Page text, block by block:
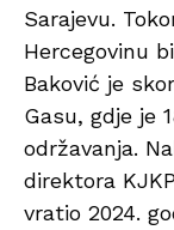
Sarajevu.
Hercegovinu
Baković je
Gasu, gdje je
održavanja.
direktora
vratio 2024.